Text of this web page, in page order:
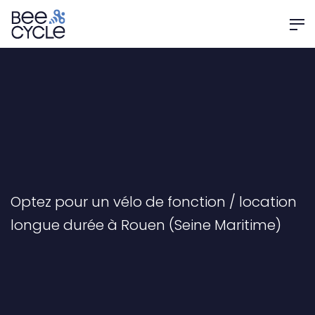
Optez pour un vélo de fonction / location
longue durée à Rouen (Seine Maritime)